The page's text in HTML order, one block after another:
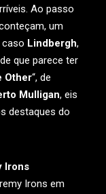
Ao passo
um
caso Lindbergh,
que parece ter
Other“, de
Mulligan, eis
destaques do
Irons
Irons em